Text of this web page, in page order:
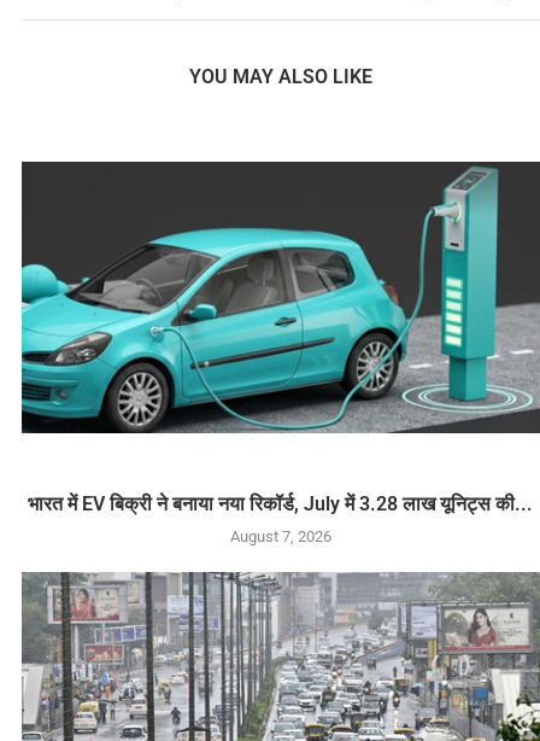
YOU MAY ALSO LIKE
भारत में EV बिक्री ने बनाया नया रिकॉर्ड, July में 3.28 लाख यूनिट्स की...
August 7, 2026